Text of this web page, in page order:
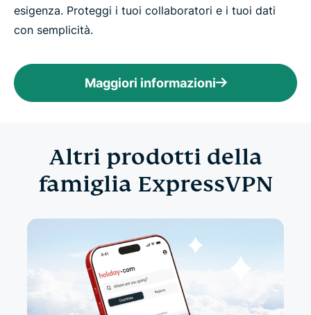
esigenza. Proteggi i tuoi collaboratori e i tuoi dati
con semplicità.
Maggiori informazioni
Altri prodotti della
famiglia ExpressVPN